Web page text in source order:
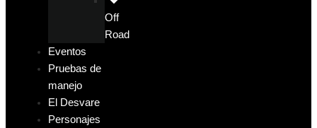
Off
Road
Eventos
Pruebas de
manejo
El Desvare
Personajes